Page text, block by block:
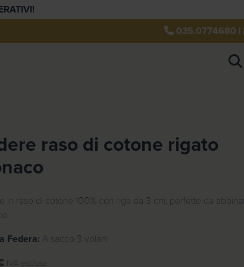
035.0774680 |
raso di cotone rigato
in raso di cotone 100% con riga da 3 cm, perfette da
Federa: A sacco 3 volani
IVA esclusa